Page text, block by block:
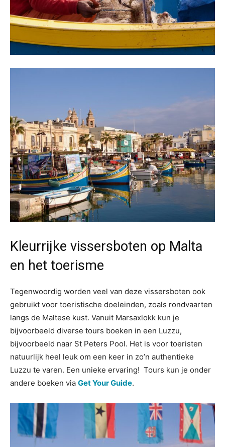
Kleurrijke vissersboten op Malta
en het toerisme
Tegenwoordig worden veel van deze vissersboten ook
gebruikt voor toeristische doeleinden, zoals rondvaarten
langs de Maltese kust. Vanuit Marsaxlokk kun je
bijvoorbeeld diverse tours boeken in een Luzzu,
bijvoorbeeld naar St Peters Pool. Het is voor toeristen
natuurlijk heel leuk om een keer in zo’n authentieke
Luzzu te varen. Een unieke ervaring! Tours kun je onder
andere boeken via Get Your Guide.